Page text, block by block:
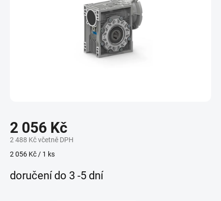
2 056 Kč
2 488 Kč včetně DPH
Měrná
2 056 Kč / 1 ks
doručení do 3 -5 dní